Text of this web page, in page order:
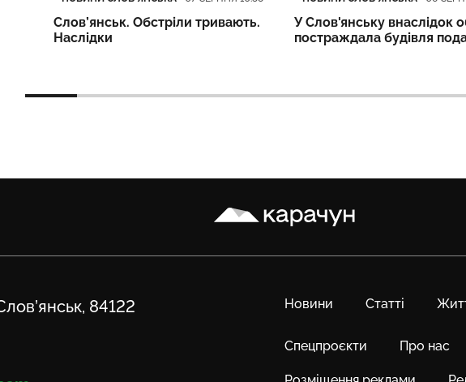
Слов’янськ. Обстріли тривають.
Наслідки
У Слов'янську внаслідок
постраждала будівля
Карачун
Новини Статті
Спецпроєкти Про нас
84122